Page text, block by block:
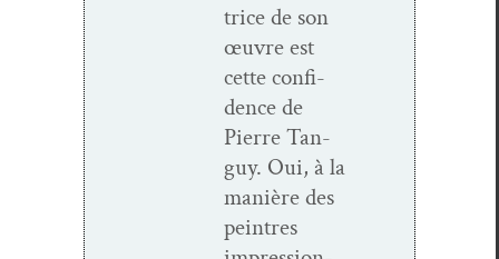
trice de son
œuvre est
cette con­fi­
dence de
Pierre Tan­
guy. Oui, à la
manière des
pein­tres